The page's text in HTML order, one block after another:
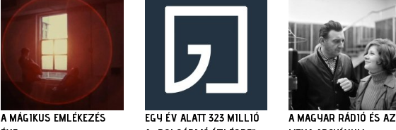
A MÁGIKUS EMLÉKEZÉS
EGY ÉV ALATT 323 MILLIÓ
A MAGYAR RÁDIÓ ÉS AZ